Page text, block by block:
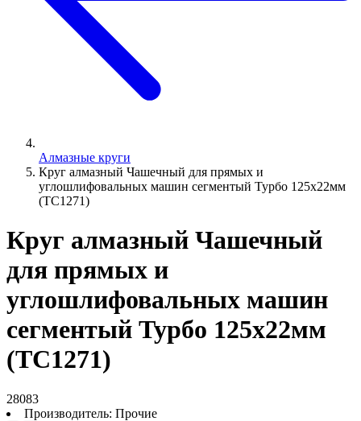
Алмазные круги
Круг алмазный Чашечный для прямых и
углошлифовальных машин сегментый Турбо 125х22мм
(TC1271)
Круг алмазный Чашечный
для прямых и
углошлифовальных машин
сегментый Турбо 125х22мм
(TC1271)
28083
Производитель: Прочие